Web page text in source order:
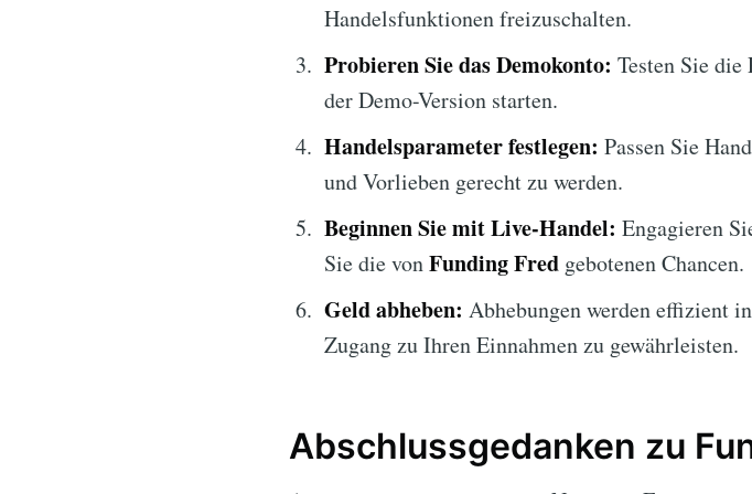
Handelsfunktionen freizuschalten.
Probieren Sie das Demokonto: Testen Sie
der Demo-Version starten.
Handelsparameter festlegen: Passen Sie
und Vorlieben gerecht zu werden.
Beginnen Sie mit Live-Handel: Engagieren
Sie die vonFunding Fred gebotenen Chancen.
Geld abheben: Abhebungen werden effizient
Zugang zu Ihren Einnahmen zu gewährleisten.
Abschlussgedanken zu